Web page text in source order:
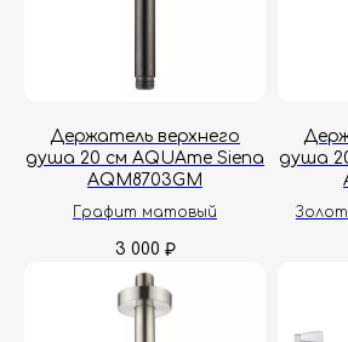
Держатель верхнего
душа 20 см AQUAme Siena
AQM8703GM
Графит матовый
3 000 ₽
душа